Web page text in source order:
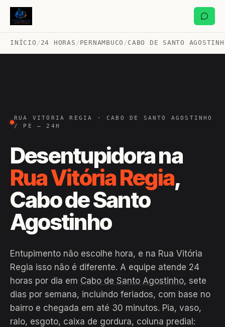
INÍCIO /24 HORAS /PERNAMBUCO /CABO DE SANTO
RUA VITÓRIA REGIA · CABO DE SANTO AGOSTINHO
/ PE — 24H
Desentupidora na
Rua Vitória Regia,
Cabo de Santo
Agostinho
Entupimento não escolhe hora, e na Rua Vitória
Regia isso não é diferente. A equipe atende 24
horas por dia em Cabo de Santo Agostinho, sete
dias por semana, incluindo feriados, com base no
bairro e chegada em até 30 minutos. Pia, vaso,
ralo, esgoto, caixa de gordura, coluna predial: